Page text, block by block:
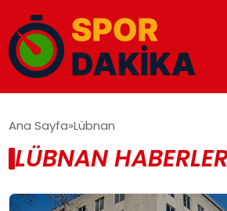
GÜNDEM
DÜNYA
Ana Sayfa Lübnan
LÜBNAN